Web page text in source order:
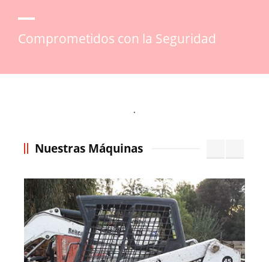
Comprometidos con la Seguridad
.
Nuestras Máquinas